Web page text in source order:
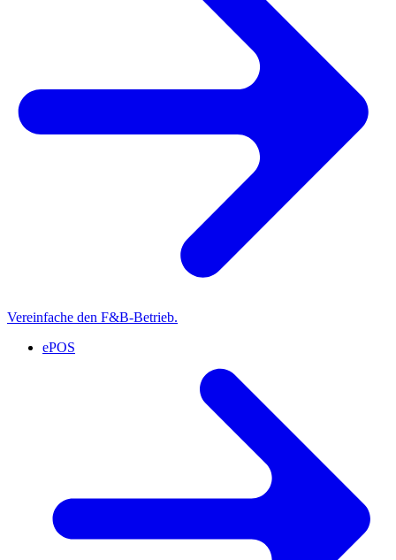
Vereinfache den F&B-Betrieb.
ePOS